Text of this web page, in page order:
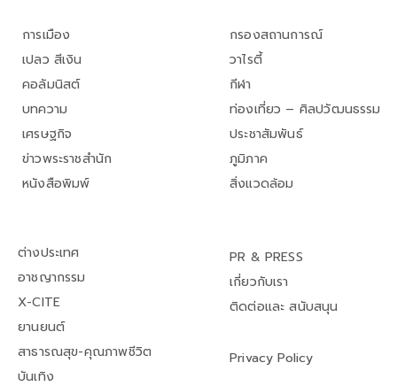
การเมือง
เปลว สีเงิน
คอลัมนิสต์
บทความ
เศรษฐกิจ
ข่าวพระราชสำนัก
หนังสือพิมพ์
กรองสถานการณ์
วาไรตี้
กีฬา
ท่องเที่ยว – ศิลปวัฒนธรรม
ประชาสัมพันธ์
ภูมิภาค
สิ่งแวดล้อม
ต่างประเทศ
อาชญากรรม
X-CITE
ยานยนต์
สาธารณสุข-คุณภาพชีวิต
บันเทิง
PR & PRESS
เกี่ยวกับเรา
ติดต่อและ สนับสนุน
Privacy Policy